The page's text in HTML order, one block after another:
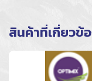
สินค้าที่เกี่ยวข้